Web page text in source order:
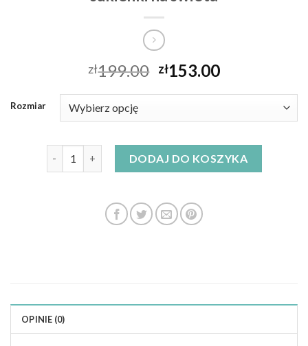
zł199.00 zł153.00
Rozmiar
DODAJ DO KOSZYKA
OPINIE (0)